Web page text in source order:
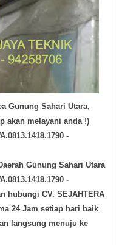
Gunung Sahari Utara,
akan melayani anda !)
-
Gunung Sahari Utara
-
hubungi CV. SEJAHTERA
24 Jam setiap hari baik
langsung menuju ke